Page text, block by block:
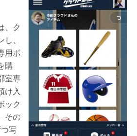
、ク
、
用ボ
購
室専
け入
ック
その
写